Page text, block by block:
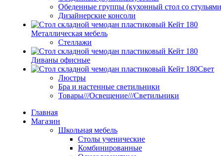
Обеденные группы (кухонный стол со
Дизайнерские консоли
Металлическая мебель
Стеллажи
Диваны офисные
Свет
Люстры
Бра и настенные светильники
Товары///Освещение///Светильники
Главная
Магазин
Школьная мебель
Столы ученические
Комбинированные